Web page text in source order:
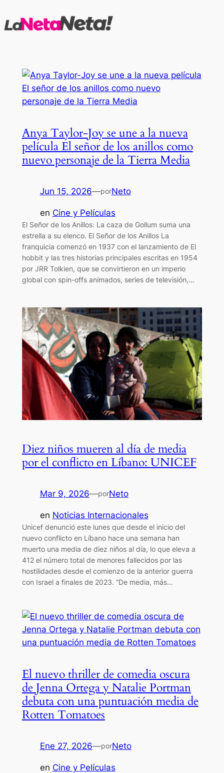
al
Anya Taylor-Joy se une a la nueva
película El señor de los anillos como
nuevo personaje de la Tierra Media
Jun 15, 2026—porNeto
en Cine y Películas
El Señor de los Anillos: La caza de Gollum suma una
estrella a su elenco. El Señor de los Anillos La
franquicia comenzó en 1937 con el lanzamiento de El
hobbit y las tres historias principales escritas en 1954
por JRR Tolkien, que se convirtieron en un imperio
global con spin-offs animados, series de televisión,…
Diez niños mueren al día de media
por el conflicto en Líbano: UNICEF
Mar 9, 2026—porNeto
en Noticias Internacionales
Unicef denunció este lunes que desde el inicio del
nuevo conflicto en Líbano hace una semana han
muerto una media de diez niños al día, lo que eleva a
412 el número total de menores fallecidos por las
hostilidades desde el comienzo de la anterior guerra
con Israel a finales de 2023. “De media, más…
El nuevo thriller de comedia oscura
de Jenna Ortega y Natalie Portman
debuta con una puntuación media de
Rotten Tomatoes
Ene 27, 2026—porNeto
en Cine y Películas